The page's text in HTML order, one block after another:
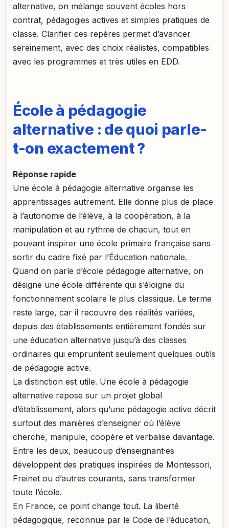
alternative, on mélange souvent écoles hors
contrat, pédagogies actives et simples pratiques de
classe. Clarifier ces repères permet d’avancer
sereinement, avec des choix réalistes, compatibles
avec les programmes et très utiles en EDD.
École à pédagogie
alternative : de quoi parle-
t-on exactement ?
Réponse rapide
Une école à pédagogie alternative organise les
apprentissages autrement. Elle donne plus de place
à l’autonomie de l’élève, à la coopération, à la
manipulation et au rythme de chacun, tout en
pouvant inspirer une école primaire française sans
sortir du cadre fixé par l’Éducation nationale.
Quand on parle d’école pédagogie alternative, on
désigne une école différente qui s’éloigne du
fonctionnement scolaire le plus classique. Le terme
reste large, car il recouvre des réalités variées,
depuis des établissements entièrement fondés sur
une éducation alternative jusqu’à des classes
ordinaires qui empruntent seulement quelques outils
de pédagogie active.
La distinction est utile. Une école à pédagogie
alternative repose sur un projet global
d’établissement, alors qu’une pédagogie active décrit
surtout des manières d’enseigner où l’élève
cherche, manipule, coopère et verbalise davantage.
Entre les deux, beaucoup d’enseignant·es
développent des pratiques inspirées de Montessori,
Freinet ou d’autres courants, sans transformer
toute l’école.
En France, ce point change tout. La liberté
pédagogique, reconnue par le Code de l’éducation,